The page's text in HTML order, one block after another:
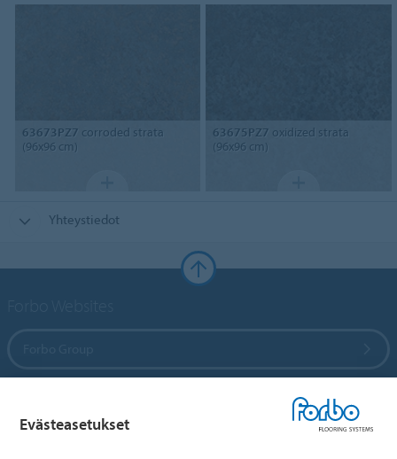
63673PZ7 corroded strata
(96x96 cm)
63675PZ7 oxidized strata
(96x96 cm)
Yhteystiedot
Evästeasetukset